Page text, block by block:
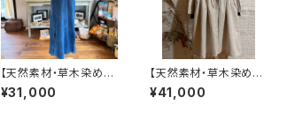
【天然素材・草木染め】
フリースワンピース ヘ
ンプコットン
¥31,000
【天然素材・草木染め】
カシュクール ナチュラ
ル
¥41,000